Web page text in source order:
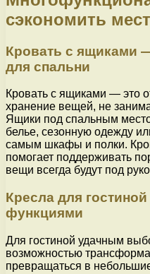
сэкономить
Кровать с ящиками
для спальни
Кровать с ящиками — это
хранение вещей, не
Ящики под спальным
белье, сезонную одежду
самым шкафы и полки.
помогает поддерживать
вещи всегда будут под
Кресла для
функциями
Для гостиной удачным
возможностью
превращаться в